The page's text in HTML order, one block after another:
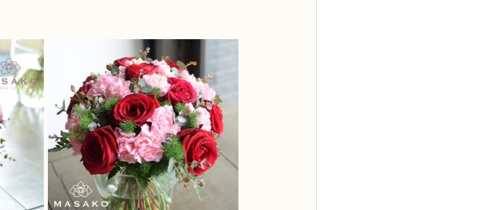
NFDディプロマプリザーブドフラワーコース
キッズフラワーレッス トピックス